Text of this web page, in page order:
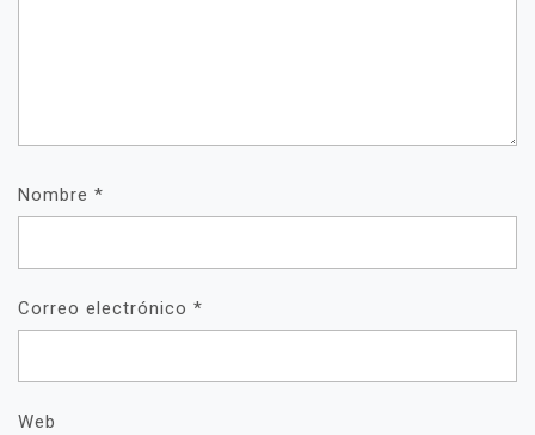
Nombre *
Correo electrónico *
Web